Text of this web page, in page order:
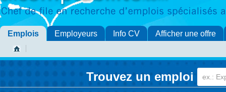
Emplois Employeurs Info CV Afficher une offre
Trouvez un emploi